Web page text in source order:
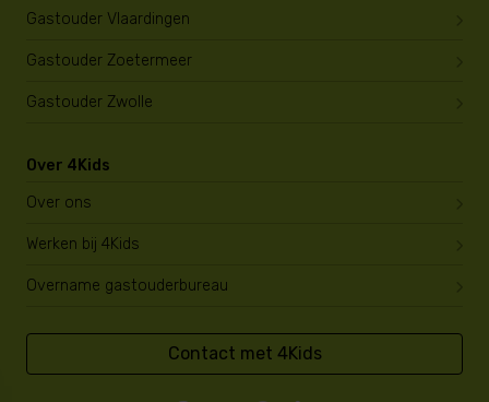
Gastouder Vlaardingen
Gastouder Zoetermeer
Gastouder Zwolle
Over 4Kids
Over ons
Werken bij 4Kids
Overname gastouderbureau
Contact met 4Kids